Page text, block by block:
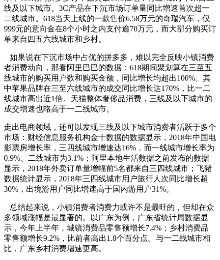
线及以下城市。3C产品在下沉市场订单量同比增速首次超一
二线城市。618当天上线的一款售价6.58万元的奇瑞汽车，仅
999元的意向金在8个小时之内支付逾70万元，而大部分购买订
单来自四五六线城市和乡村。
如果说在下沉市场中占优的拼多多，难以完全反映小镇消费
者消费动向，那看阿里巴巴的数据：618期间聚划算在三至五
线城市的购买用户数和购买金额，同比增长均超出100%。其
中苹果品牌在三至六线城市的成交同比增长达170%，比一二
线城市高出近1倍。天猫整体奢侈品消费，三线及以下城市的
成交增速也略高于一二线城市。
走出电商领域，还可以发现三线及以下城市消费者活跃于多个
市场：财经信息服务机构金十数据的数据显示，2018年中国电
影票房增长率，三四线城市增速达16%，而一线城市增长率为
0.9%、二线城市为3.1%；阿里本地生活数据之前发布的数据
显示，2018年外卖订单量增幅前5名都来自三四线城市；飞猪
数据统计显示，2018年三四线城市用户旅行人次同比增长超
30%，出境游用户同比增速高于国内游用户31%。
总结起来说，小镇消费者消费力或许不是最旺的，但却在众
多领域涨幅是最显著的。以广东为例，广东省统计局数据显
示，今年上半年，城镇消费品零售额增长7.4%；乡村消费品
零售额增长9.2%，比前者高出1.8个百分点。与一二线城市相
比，广东乡村消费增速更高。